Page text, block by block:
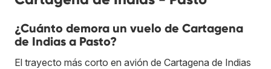
¿Cuánto demora un vuelo de Cartagena
de Indias a Pasto?
El trayecto más corto en avión de Cartagena de Indias